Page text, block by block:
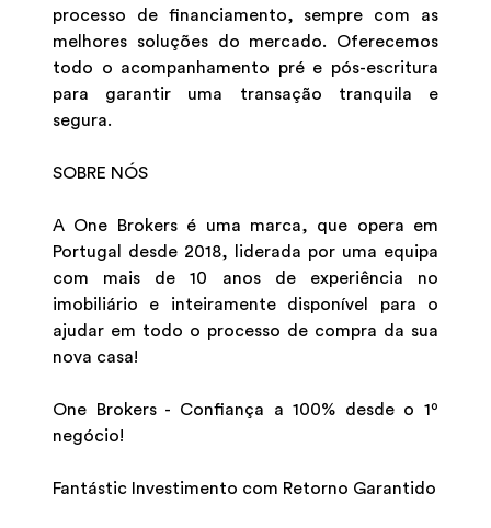
processo de financiamento, sempre com as
melhores soluções do mercado. Oferecemos
todo o acompanhamento pré e pós-escritura
para garantir uma transação tranquila e
segura.
SOBRE NÓS
A One Brokers é uma marca, que opera em
Portugal desde 2018, liderada por uma equipa
com mais de 10 anos de experiência no
imobiliário e inteiramente disponível para o
ajudar em todo o processo de compra da sua
nova casa!
One Brokers - Confiança a 100% desde o 1º
negócio!
Fantástic Investimento com Retorno Garantido